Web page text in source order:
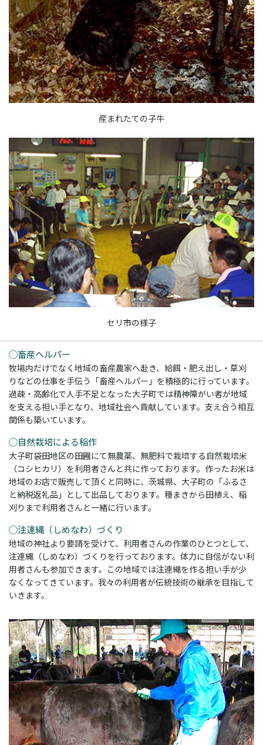
産まれたての子牛
セリ市の様子
◯畜産ヘルパー
牧場内だけでなく地域の畜産農家へ赴き、給餌・肥え出し・草刈
りなどの仕事を手伝う「畜産ヘルパー」を積極的に行っています。
過疎・高齢化で人手不足となった大子町では精神障がい者が地域
を支える担い手となり、地域社会へ貢献しています。支え合う相互
関係も築いています。
◯自然栽培による稲作
大子町袋田地区の田圃にて無農薬、無肥料で栽培する自然栽培米
（コシヒカリ）を利用者さんと共に作っております。作ったお米は
地域のお店で販売して頂くと同時に、茨城県、大子町の「ふるさ
と納税返礼品」として出品しております。種まきから田植え、稲
刈りまで利用者さんと一緒に行います。
◯注連縄（しめなわ）づくり
地域の神社より要請を受けて、利用者さんの作業のひとつとして、
注連縄（しめなわ）づくりを行っております。体力に自信がない利
用者さんも参加できます。この地域では注連縄を作る担い手が少
なくなってきています。我々の利用者が伝統技術の継承を目指して
いきます。